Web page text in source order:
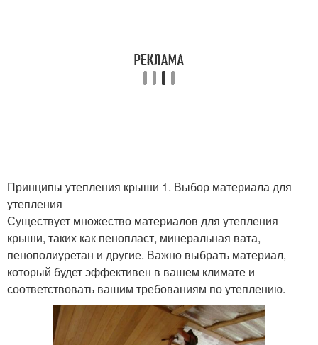
Принципы утепления крыши 1. Выбор материала для
утепления
Существует множество материалов для утепления
крыши, таких как пенопласт, минеральная вата,
пенополиуретан и другие. Важно выбрать материал,
который будет эффективен в вашем климате и
соответствовать вашим требованиям по утеплению.